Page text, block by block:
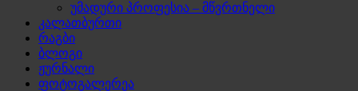
უმადური პროფესია – მწვრთნელი
კალათბურთი
რაგბი
ბლოგი
ჟურნალი
ფოტოგალერეა